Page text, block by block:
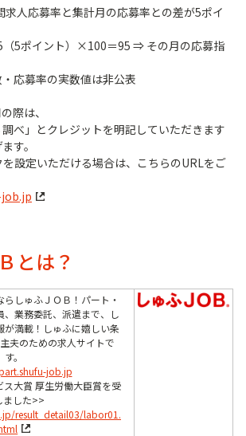
求人応募率と集計月の応募率との差が5ポイ
（5ポイント）×100＝95 ⇒ その月の応募指
応募率の実数値は非公表
際は、
べ」とクレジットを明記していただきます
す。
設定いただける場合は、こちらのURLをご
とは？
らしゅふＪＯＢ！パート・
、業務委託、派遣まで、し
が満載！しゅふに嬉しい条
夫のための求人サイトで
す。
job.jp
大賞 厚生労働大臣賞を受
ました>>
result_detail03/labor01.